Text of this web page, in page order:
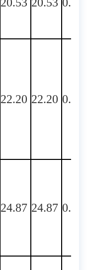
22.20 22.20 0.00
24.87 24.87 0.00